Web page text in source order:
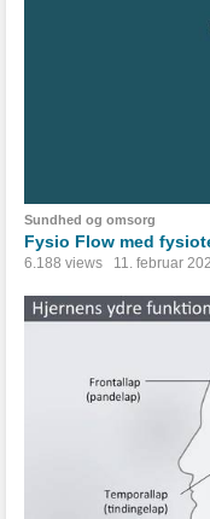
Sundhed og omsorg
Fysio Flow med
6.188 views 11. februar